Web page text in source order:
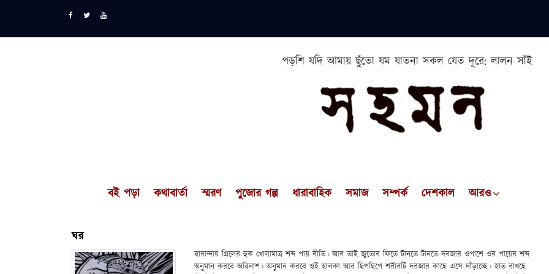
পড়শি যদি আমায় ছুঁতো যম যাতনা সকল যেত দূরে: লালন সাঁই
বই পড়া কথাবার্তা স্মরণ পুজোর গল্প ধারাবাহিক সমাজ সম্পর্ক দেশকাল আরও
ঘর
বারান্দায় গ্রিলের হুক খোলামাত্র শব্দ পায় রীতি। আর তাই জুতোর ফিতে টানতে টানতে দরজার ওপাশে ওর পায়ের শব্দ
অনুমান করবে অবিনাশ। অনুমান করবে ওই হালকা আর ছিপছিপে শরীরটি দরজার কাছে এসে দাঁড়াচ্ছে। হাত রাখছে